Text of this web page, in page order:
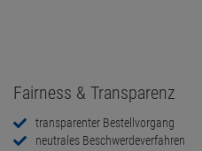
Fairness & Transparenz
transparenter Bestellvorgang
neutrales Beschwerdeverfahren